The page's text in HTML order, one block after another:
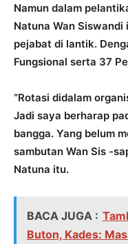
Namun dalam
Natuna Wan
pejabat di lantik.
Fungsional serta 37
“Rotasi didalam
Jadi saya berharap
bangga. Yang belum
sambutan Wan Sis -
Natuna itu.
BACA JUGA :
Buton, Kades: